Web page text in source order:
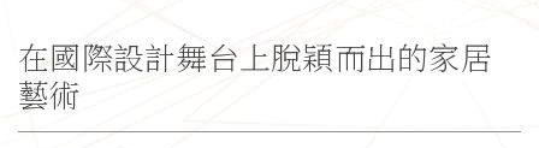
在國際設計舞台上脫穎而出的家居
藝術